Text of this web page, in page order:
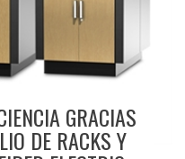
GRACIAS
DE RACKS Y